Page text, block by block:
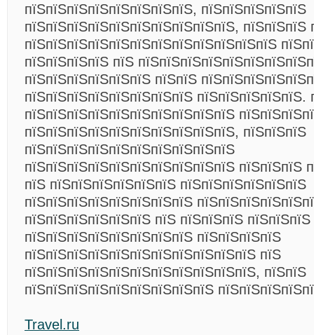
пїЅпїЅпїЅпїЅпїЅпїЅпїЅпїЅ, пїЅпїЅпїЅпїЅпїЅ
пїЅпїЅпїЅпїЅпїЅпїЅпїЅпїЅпїЅпїЅ, пїЅпїЅпїЅ
пїЅпїЅпїЅпїЅпїЅпїЅпїЅпїЅпїЅпїЅпїЅпїЅ
пїЅпїЅпїЅпїЅ пїЅ
пїЅпїЅпїЅпїЅпїЅпїЅ пїЅпїЅ
пїЅпїЅпїЅпїЅпїЅпїЅпїЅпїЅ пїЅпїЅпїЅпїЅпїЅ.
пїЅпїЅпїЅпїЅпїЅпїЅпїЅпїЅпїЅпїЅ
пїЅпїЅпїЅпїЅпїЅпїЅпїЅпїЅпїЅпїЅ, пїЅпїЅпїЅ
пїЅпїЅпїЅпїЅпїЅпїЅпїЅпїЅпїЅпїЅ
пїЅпїЅпїЅпїЅпїЅпїЅпїЅпїЅпїЅпїЅ пїЅпїЅпїЅ
пїЅ пїЅпїЅпїЅпїЅпїЅпїЅ пїЅпїЅпїЅпїЅпїЅпїЅ
пїЅпїЅпїЅпїЅпїЅпїЅпїЅпїЅ
пїЅпїЅпїЅпїЅпїЅпїЅ пїЅ пїЅпїЅпїЅ пїЅпїЅпїЅ
пїЅпїЅпїЅпїЅпїЅпїЅпїЅпїЅ пїЅпїЅпїЅпїЅ
пїЅпїЅпїЅпїЅпїЅпїЅпїЅпїЅпїЅпїЅпїЅ пїЅ
пїЅпїЅпїЅпїЅпїЅпїЅпїЅпїЅпїЅпїЅпїЅ, пїЅпїЅ
пїЅпїЅпїЅпїЅпїЅпїЅпїЅпїЅпїЅ
Travel.ru